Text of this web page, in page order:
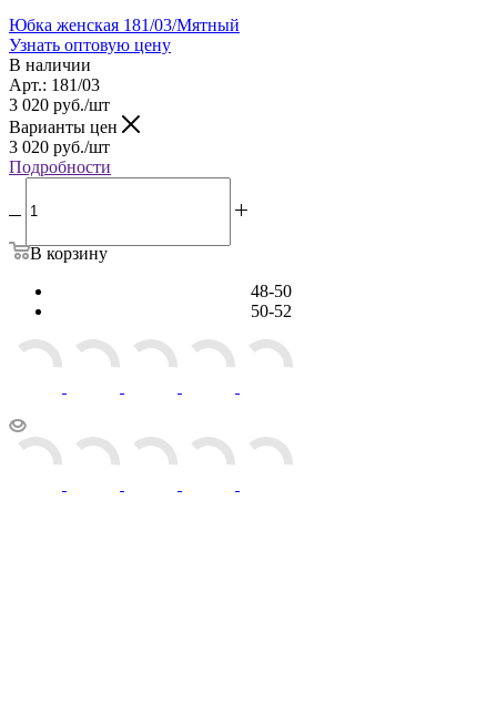
Юбка женская 181/03/Мятный
Узнать оптовую цену
В наличии
Арт.: 181/03
3 020 руб./шт
Варианты цен
3 020 руб./шт
Подробности
В корзину
48-50
50-52